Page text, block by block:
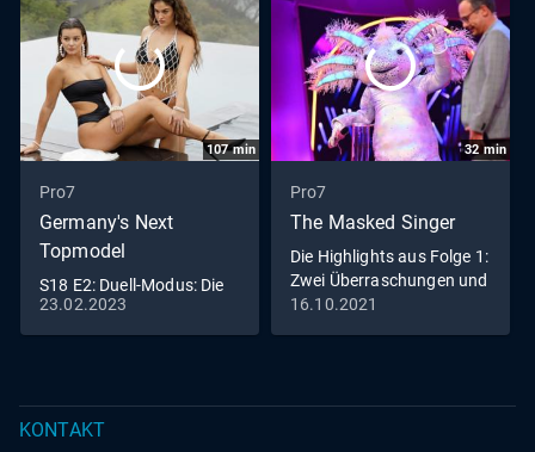
107min
Pro7
Germany's Next
Topmodel
S18 E2: Duell-Modus: Die
Models stehen in direkter
Konkurrenz
23.02.2023
32min
Pro7
The Masked Singer
Die Highlights aus Folge 1:
Zwei Überraschungen und
eine feurig
16.10.2021
KONTAKT